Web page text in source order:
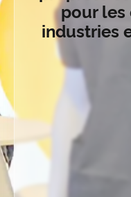
pour les
industries